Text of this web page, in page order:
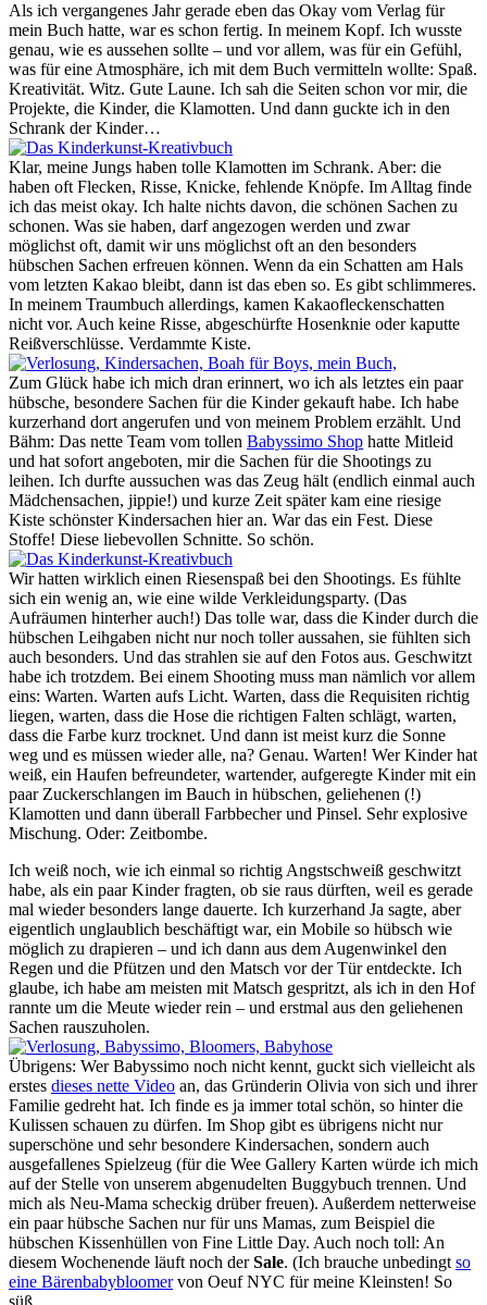
Als ich vergangenes Jahr gerade eben das Okay vom Verlag für
mein Buch hatte, war es schon fertig. In meinem Kopf. Ich wusste
genau, wie es aussehen sollte – und vor allem, was für ein Gefühl,
was für eine Atmosphäre, ich mit dem Buch vermitteln wollte: Spaß.
Kreativität. Witz. Gute Laune. Ich sah die Seiten schon vor mir, die
Projekte, die Kinder, die Klamotten. Und dann guckte ich in den
Schrank der Kinder…
Klar, meine Jungs haben tolle Klamotten im Schrank. Aber: die
haben oft Flecken, Risse, Knicke, fehlende Knöpfe. Im Alltag finde
ich das meist okay. Ich halte nichts davon, die schönen Sachen zu
schonen. Was sie haben, darf angezogen werden und zwar
möglichst oft, damit wir uns möglichst oft an den besonders
hübschen Sachen erfreuen können. Wenn da ein Schatten am Hals
vom letzten Kakao bleibt, dann ist das eben so. Es gibt schlimmeres.
In meinem Traumbuch allerdings, kamen Kakaofleckenschatten
nicht vor. Auch keine Risse, abgeschürfte Hosenknie oder kaputte
Reißverschlüsse. Verdammte Kiste.
Zum Glück habe ich mich dran erinnert, wo ich als letztes ein paar
hübsche, besondere Sachen für die Kinder gekauft habe. Ich habe
kurzerhand dort angerufen und von meinem Problem erzählt. Und
Bähm: Das nette Team vom tollen Babyssimo Shop hatte Mitleid
und hat sofort angeboten, mir die Sachen für die Shootings zu
leihen. Ich durfte aussuchen was das Zeug hält (endlich einmal auch
Mädchensachen, jippie!) und kurze Zeit später kam eine riesige
Kiste schönster Kindersachen hier an. War das ein Fest. Diese
Stoffe! Diese liebevollen Schnitte. So schön.
Wir hatten wirklich einen Riesenspaß bei den Shootings. Es fühlte
sich ein wenig an, wie eine wilde Verkleidungsparty. (Das
Aufräumen hinterher auch!) Das tolle war, dass die Kinder durch die
hübschen Leihgaben nicht nur noch toller aussahen, sie fühlten sich
auch besonders. Und das strahlen sie auf den Fotos aus. Geschwitzt
habe ich trotzdem. Bei einem Shooting muss man nämlich vor allem
eins: Warten. Warten aufs Licht. Warten, dass die Requisiten richtig
liegen, warten, dass die Hose die richtigen Falten schlägt, warten,
dass die Farbe kurz trocknet. Und dann ist meist kurz die Sonne
weg und es müssen wieder alle, na? Genau. Warten! Wer Kinder hat
weiß, ein Haufen befreundeter, wartender, aufgeregte Kinder mit ein
paar Zuckerschlangen im Bauch in hübschen, geliehenen (!)
Klamotten und dann überall Farbbecher und Pinsel. Sehr explosive
Mischung. Oder: Zeitbombe.
Ich weiß noch, wie ich einmal so richtig Angstschweiß geschwitzt
habe, als ein paar Kinder fragten, ob sie raus dürften, weil es gerade
mal wieder besonders lange dauerte. Ich kurzerhand Ja sagte, aber
eigentlich unglaublich beschäftigt war, ein Mobile so hübsch wie
möglich zu drapieren – und ich dann aus dem Augenwinkel den
Regen und die Pfützen und den Matsch vor der Tür entdeckte. Ich
glaube, ich habe am meisten mit Matsch gespritzt, als ich in den Hof
rannte um die Meute wieder rein – und erstmal aus den geliehenen
Sachen rauszuholen.
Übrigens: Wer Babyssimo noch nicht kennt, guckt sich vielleicht als
erstes dieses nette Video an, das Gründerin Olivia von sich und ihrer
Familie gedreht hat. Ich finde es ja immer total schön, so hinter die
Kulissen schauen zu dürfen. Im Shop gibt es übrigens nicht nur
superschöne und sehr besondere Kindersachen, sondern auch
ausgefallenes Spielzeug (für die Wee Gallery Karten würde ich mich
auf der Stelle von unserem abgenudelten Buggybuch trennen. Und
mich als Neu-Mama scheckig drüber freuen). Außerdem netterweise
ein paar hübsche Sachen nur für uns Mamas, zum Beispiel die
hübschen Kissenhüllen von Fine Little Day. Auch noch toll: An
diesem Wochenende läuft noch derSale. (Ich brauche unbedingtso
eine Bärenbabybloomervon Oeuf NYC für meine Kleinsten! So